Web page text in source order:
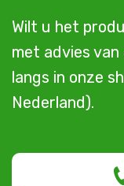
Wilt u het
met advies van
langs in onze
Nederland).